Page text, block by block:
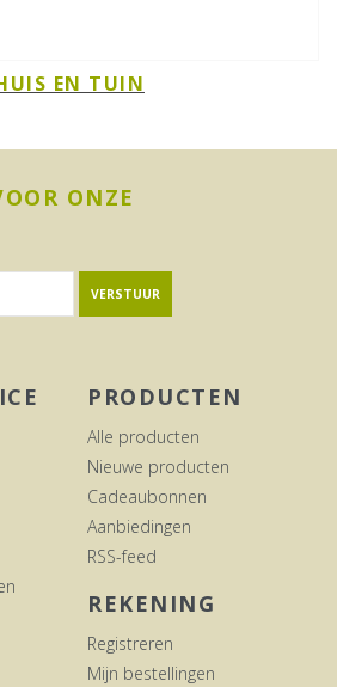
EN TUIN
ONZE
VERSTUUR
PRODUCTEN
Alle producten
Nieuwe producten
Cadeaubonnen
Aanbiedingen
RSS-feed
REKENING
Registreren
Mijn bestellingen